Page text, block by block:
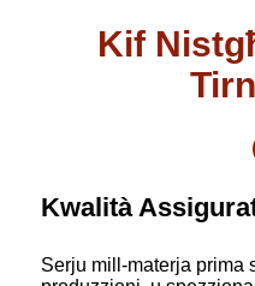
Kif
Kwalità
Serju mill-materja prima